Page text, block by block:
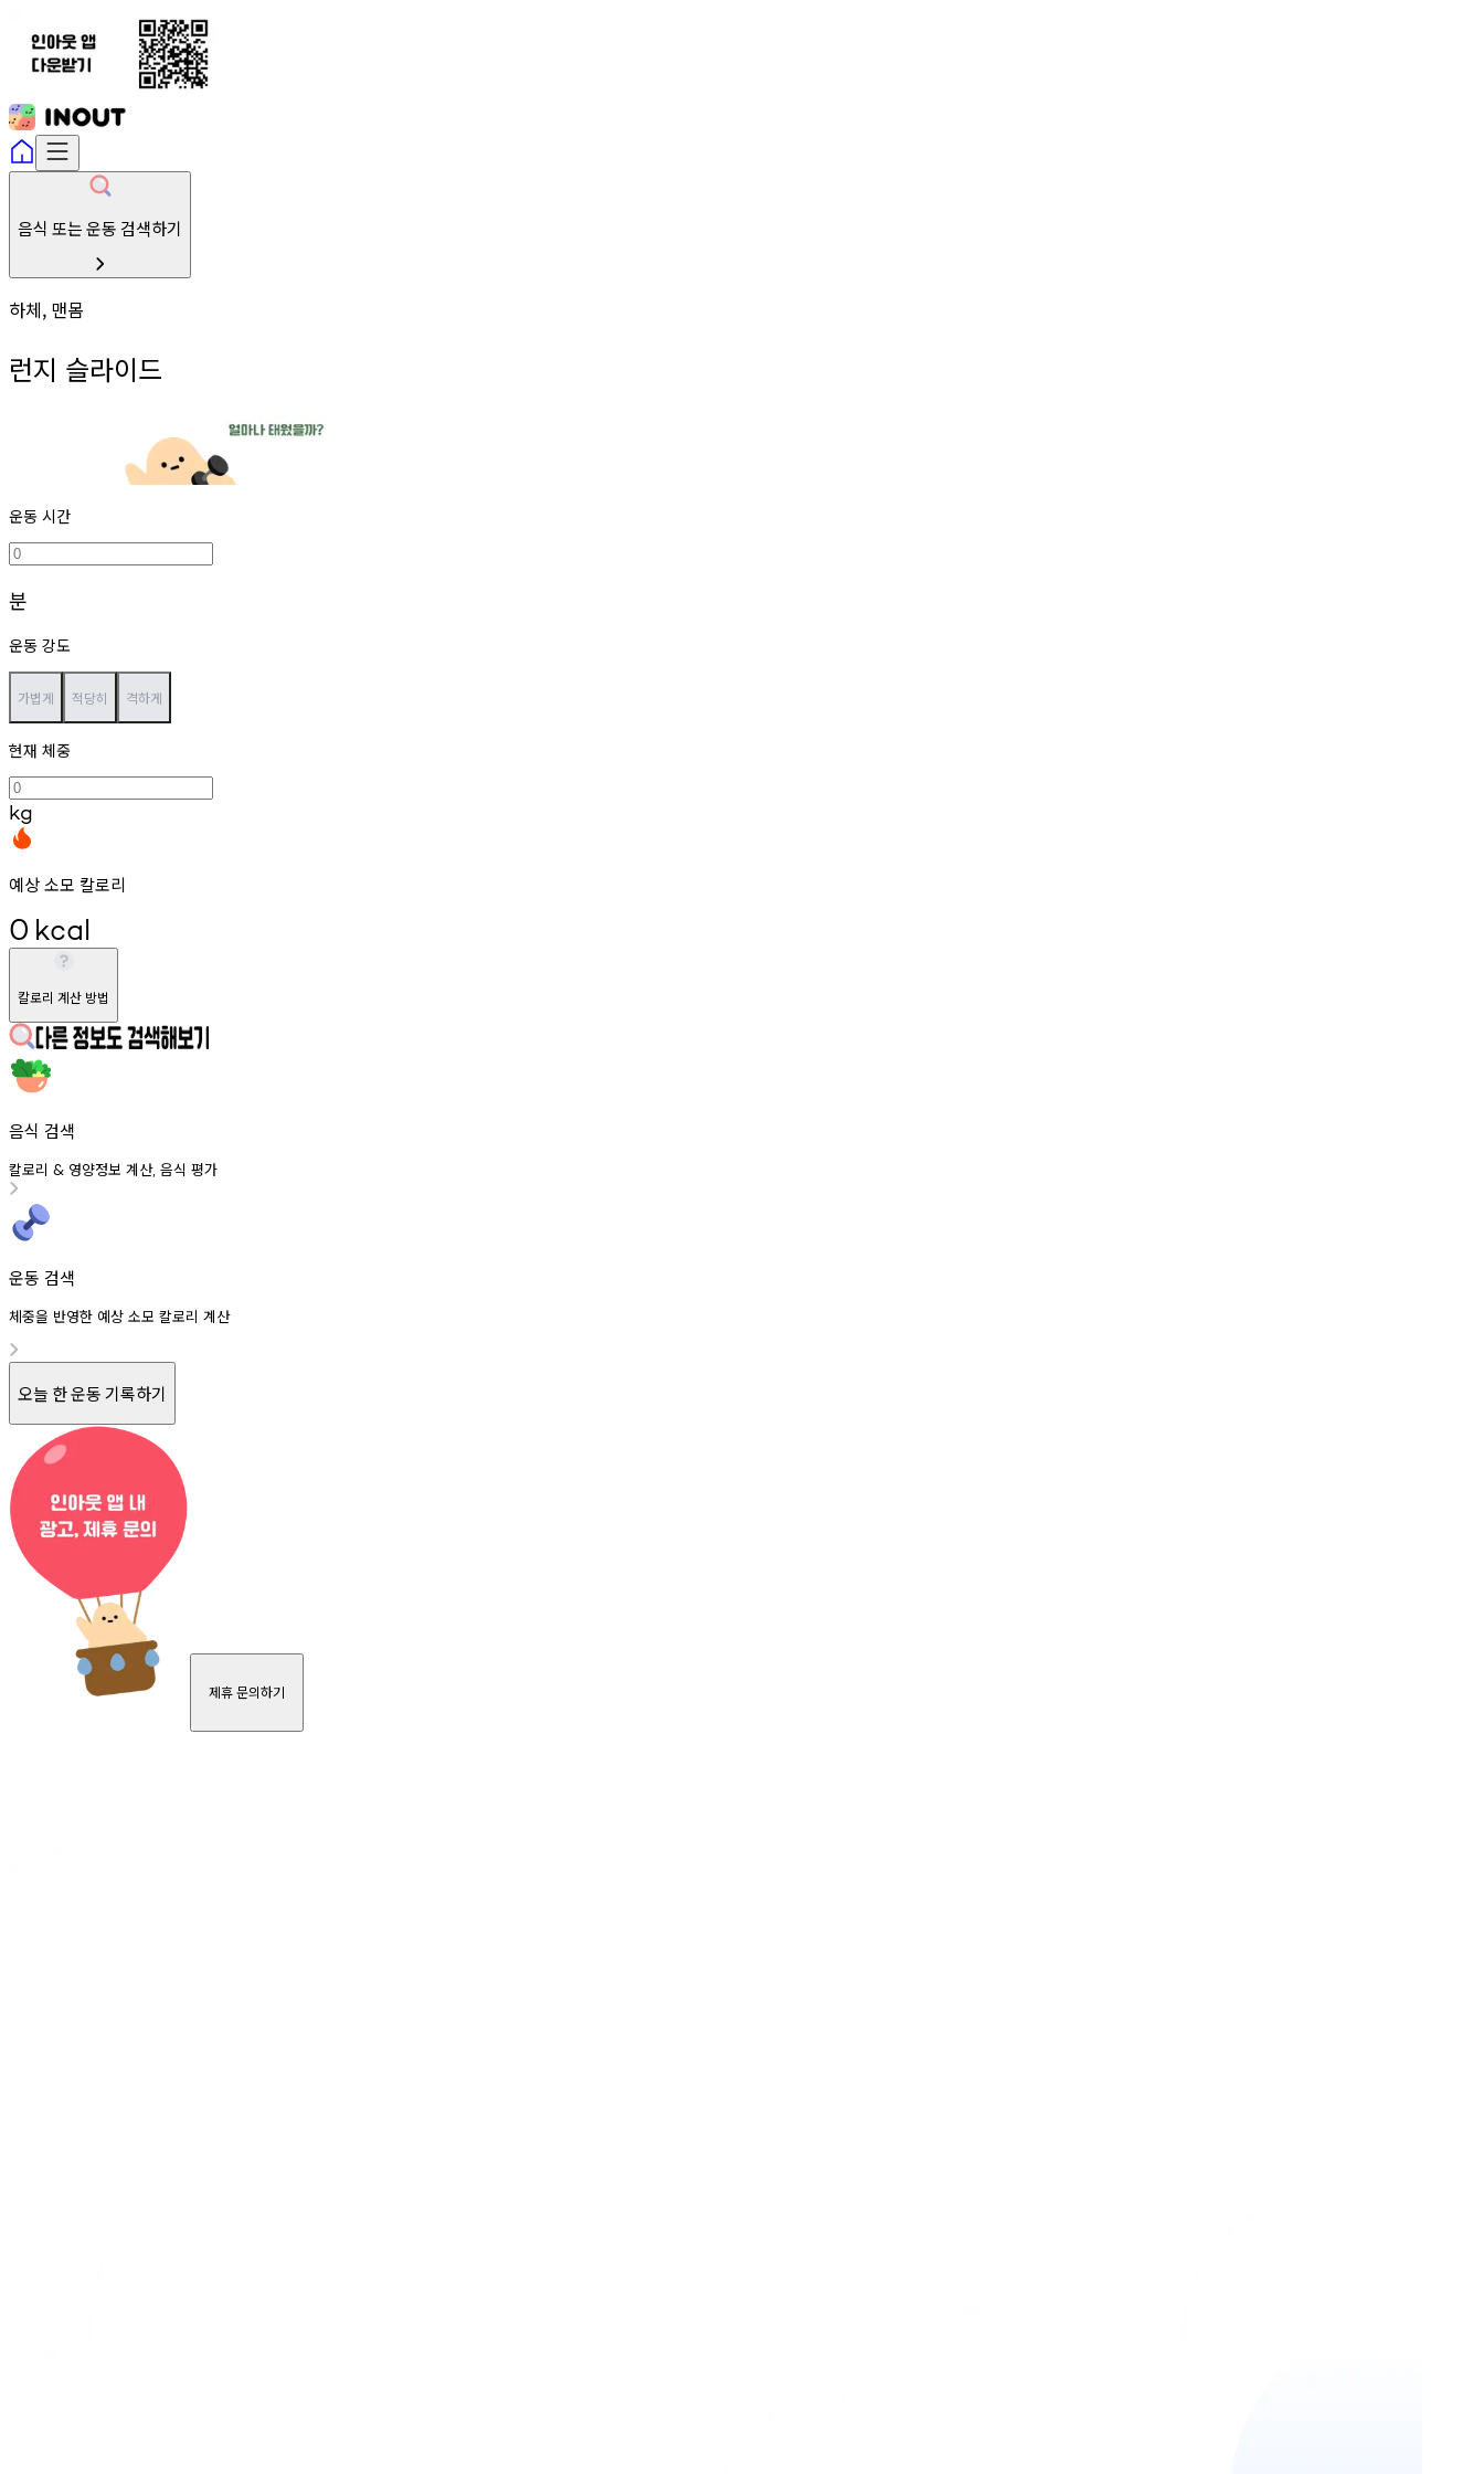
음식 또는 운동 검색하기
하체, 맨몸
런지 슬라이드
운동 시간
분
운동 강도
가볍게 적당히 격하게
현재 체중
kg
예상 소모 칼로리
0 kcal
칼로리 계산 방법
음식 검색
칼로리 & 영양정보 계산, 음식 평가
운동 검색
체중을 반영한 예상 소모 칼로리 계산
오늘 한 운동 기록하기
제휴 문의하기